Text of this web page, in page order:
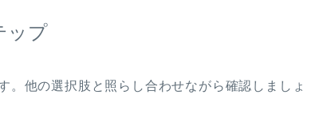
ップ
。他の選択肢と照らし合わせながら確認しましょ